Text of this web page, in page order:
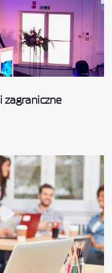
zagraniczne